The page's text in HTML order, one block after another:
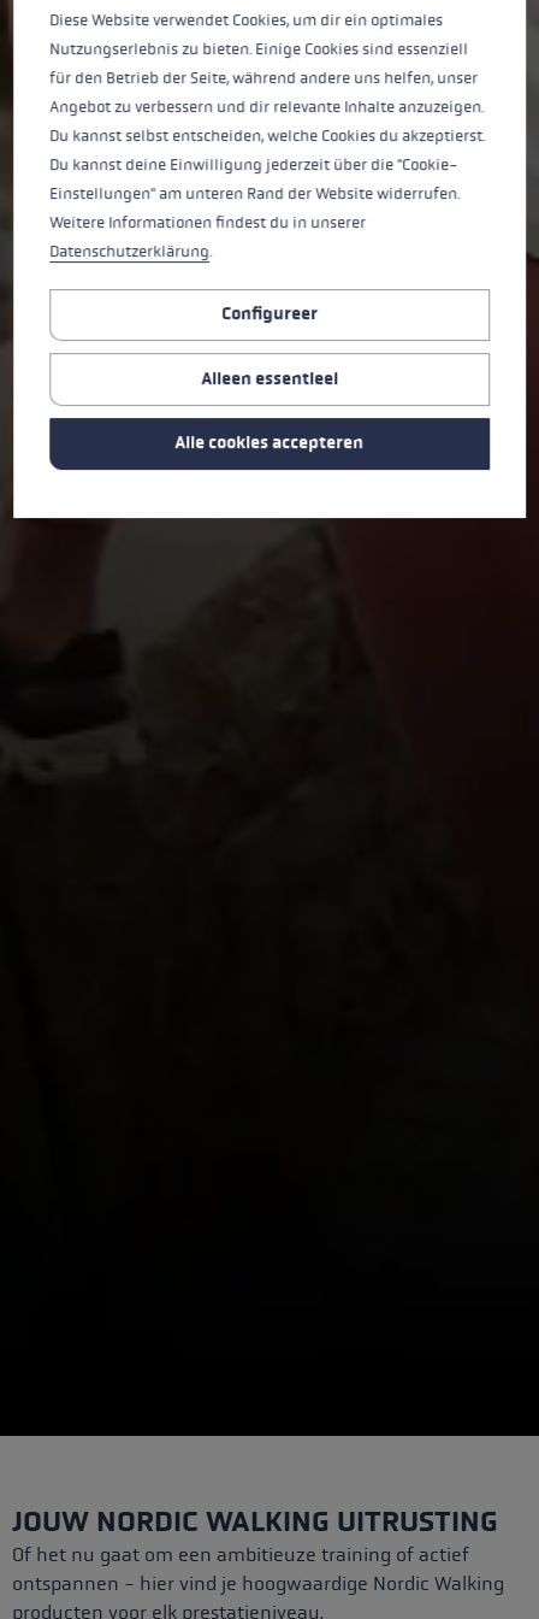
FLASH CARBON
Voor iedereen die meer wil dan alleen frisse lucht tijdens het lopen.
NU KOPEN ➞
JOUW NORDIC WALKING UITRUSTING
Of het nu gaat om een ambitieuze training of actief
ontspannen - hier vind je hoogwaardige Nordic Walking
producten voor elk prestatieniveau.
Diese Website verwendet Cookies, um dir ein optimales
Nutzungserlebnis zu bieten. Einige Cookies sind essenziell
für den Betrieb der Seite, während andere uns helfen, unser
Angebot zu verbessern und dir relevante Inhalte anzuzeigen.
Du kannst selbst entscheiden, welche Cookies du akzeptierst.
Du kannst deine Einwilligung jederzeit über die "Cookie-
Einstellungen" am unteren Rand der Website widerrufen.
Weitere Informationen findest du in unserer
Datenschutzerklärung.
Configureer
Alleen essentieel
Alle cookies accepteren